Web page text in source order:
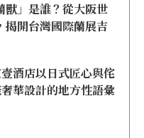
獸」是誰？從大阪世
揭開台灣國際蘭展吉
酒店以日式匠心與侘
華設計的地方性語彙